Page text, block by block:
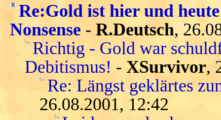
Re:Gold ist hier und
Nonsense - R.Deutsch,
Richtig - Gold war
Debitismus! - XSurvivor,
Re: Längst geklärtes
26.08.2001, 12:42